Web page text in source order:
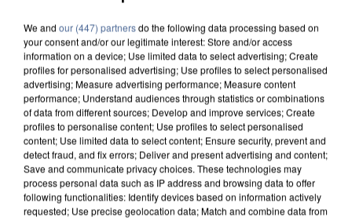
We and our (447) partnersdo the following data processing based on
your consent and/or our legitimate interest: Store and/or access
information on a device; Use limited data to select advertising; Create
profiles for personalised advertising; Use profiles to select personalised
advertising; Measure advertising performance; Measure content
performance; Understand audiences through statistics or combinations
of data from different sources; Develop and improve services; Create
profiles to personalise content; Use profiles to select personalised
content; Use limited data to select content; Ensure security, prevent and
detect fraud, and fix errors; Deliver and present advertising and content;
Save and communicate privacy choices. These technologies may
process personal data such as IP address and browsing data to offer
following functionalities: Identify devices based on information actively
requested; Use precise geolocation data; Match and combine data from